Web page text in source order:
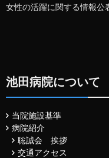
女性の活躍に関する情報公
池田病院について
当院施設基準
病院紹介
聡誠会 挨拶
交通アクセス